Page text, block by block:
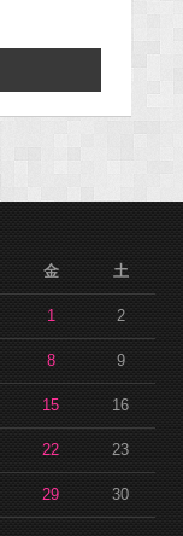
金 土
1 2
8 9
15 16
22 23
29 30